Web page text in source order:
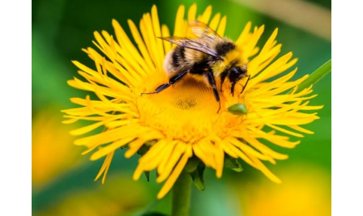
DES ABEILLES EN DANGER
300 000 ruches d’abeilles meurent chaque
année. Une hécatombe due à une
agriculture intensive dont l’utilisation de
pesticides entraîne tremblement,
hyperactivité, perte de mobilité et mortalité
chez ces pollinisateurs qui constituent un
maillon essentiel de la biodiversité.